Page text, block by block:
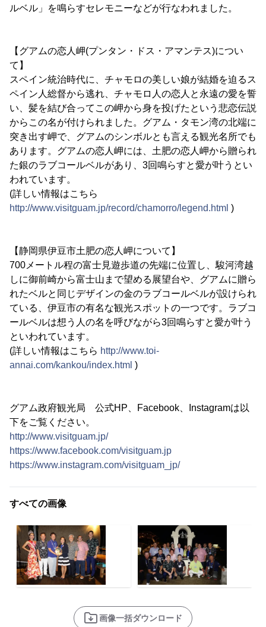
ルベル」を鳴らすセレモニーなどが行なわれました。
【グアムの恋人岬(プンタン・ドス・アマンテス)につい
て】
スペイン統治時代に、チャモロの美しい娘が結婚を迫るス
ペイン人総督から逃れ、チャモロ人の恋人と永遠の愛を誓
い、髪を結び合ってこの岬から身を投げたという悲恋伝説
からこの名が付けられました。グアム・タモン湾の北端に
突き出す岬で、グアムのシンボルとも言える観光名所でも
あります。グアムの恋人岬には、土肥の恋人岬から贈られ
た銀のラブコールベルがあり、3回鳴らすと愛が叶うとい
われています。
(詳しい情報はこちら
http://www.visitguam.jp/record/chamorro/legend.html )
【静岡県伊豆市土肥の恋人岬について】
700メートル程の富士見遊歩道の先端に位置し、駿河湾越
しに御前崎から富士山まで望める展望台や、グアムに贈ら
れたベルと同じデザインの金のラブコールベルが設けられ
ている、伊豆市の有名な観光スポットの一つです。ラブコ
ールベルは想う人の名を呼びながら3回鳴らすと愛が叶う
といわれています。
(詳しい情報はこちら http://www.toi-
annai.com/kankou/index.html )
グアム政府観光局 公式HP、Facebook、Instagramは以
下をご覧ください。
http://www.visitguam.jp/
https://www.facebook.com/visitguam.jp
https://www.instagram.com/visitguam_jp/
すべての画像
画像一括ダウンロード